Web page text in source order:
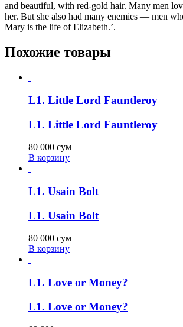
and beautiful, with red-gold hair. Many men
her. But she also had many enemies — men
Mary is the life of Elizabeth.’.
Похожие товары
L1. Little Lord Fauntleroy
L1. Little Lord Fauntleroy
80 000 сум
В корзину
L1. Usain Bolt
L1. Usain Bolt
80 000 сум
В корзину
L1. Love or Money?
L1. Love or Money?